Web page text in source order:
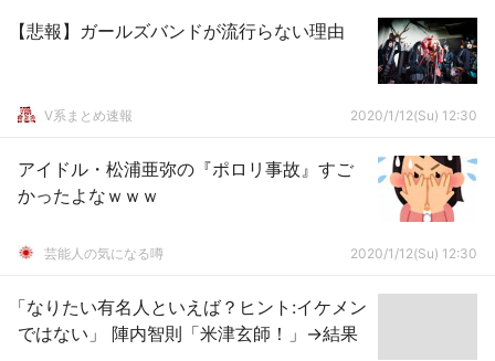
【悲報】ガールズバンドが流行らない理由
V系まとめ速報 2020/1/12(Su) 12:30
アイドル・松浦亜弥の『ポロリ事故』すご
かったよなｗｗｗ
芸能人の気になる噂 2020/1/12(Su) 12:30
「なりたい有名人といえば？ヒント:イケメン
ではない」 陣内智則「米津玄師！」→結果